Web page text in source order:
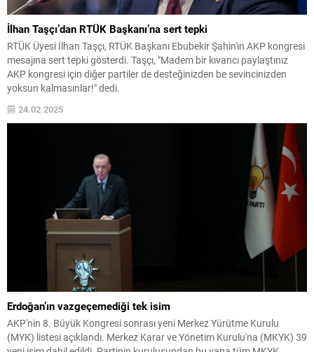
İlhan Taşçı’dan RTÜK Başkanı’na sert tepki
RTÜK Üyesi İlhan Taşçı, RTÜK Başkanı Ebubekir Şahin'in AKP kongresi
mesajına sert tepki gösterdi. Taşçı, "Madem bir kıvancı paylaştınız
AKP kongresi için diğer partiler de desteğinizden be sevincinizden
yoksun kalmasınlar!" dedi.
24.02.2025
Erdoğan’ın vazgeçemediği tek isim
AKP'nin 8. Büyük Kongresi sonrası yeni Merkez Yürütme Kurulu
(MYK) listesi açıklandı. Merkez Karar ve Yönetim Kurulu'na (MKYK) 39